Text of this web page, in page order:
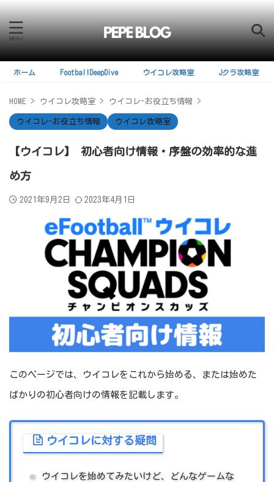
ホーム FootballDeepDive ウイコレ攻略室 Jクラ攻略室
HOME > ウイコレ攻略室 > ウイコレ-お役立ち情報 >
ウイコレ-お役立ち情報 ウイコレ攻略室
【ウイコレ】 初心者向け情報・序盤の効率的な進
め方
2021年9月2日 2023年4月1日
このページでは、ウイコレをこれから始める、または始めた
ばかりの初心者向けの情報を記載します。
ウイコレに対する疑問
ウイコレを始めてみたいけど、どんなゲームな